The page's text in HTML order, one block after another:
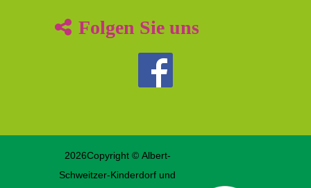
Folgen Sie uns
2026Copyright © Albert-
Schweitzer-Kinderdorf und